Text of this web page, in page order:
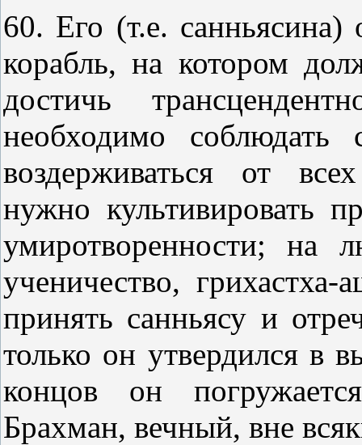
60. Его (т.е. санньясина)
корабль, на котором
достичь
необходимо
воздерживаться от
нужно культивировать
умиротворенности; на
ученичество,
принять санньясу и
только он утвердился в
концов он
Брахман, вечный, вне